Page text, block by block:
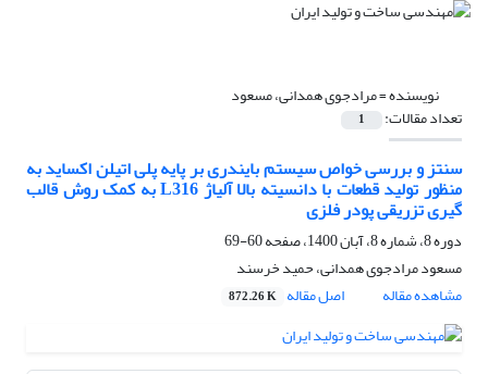
نویسنده =مرادجوی همدانی، مسعود
تعداد مقالات: 1
سنتز و بررسی خواص سیستم بایندری بر پایه پلی اتیلن اکساید به
منظور تولید قطعات با دانسیته بالا آلیاژ L316 به کمک روش قالب
گیری تزریقی پودر فلزی
دوره 8، شماره 8، آبان 1400، صفحه
60-69
مسعود مرادجوی همدانی، حمید خرسند
مشاهده مقاله
اصل مقاله 872.26 K